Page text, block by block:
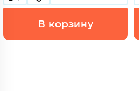
В корзину